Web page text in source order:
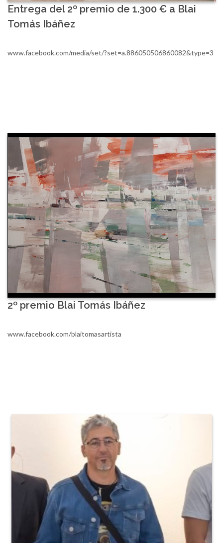
Entrega del 2º premio de 1.300 € a Blai
Tomás Ibáñez
www.facebook.com/media/set/?set=a.886050506860082&type=3
2º premio Blai Tomás Ibáñez
www.facebook.com/blaitomasartista